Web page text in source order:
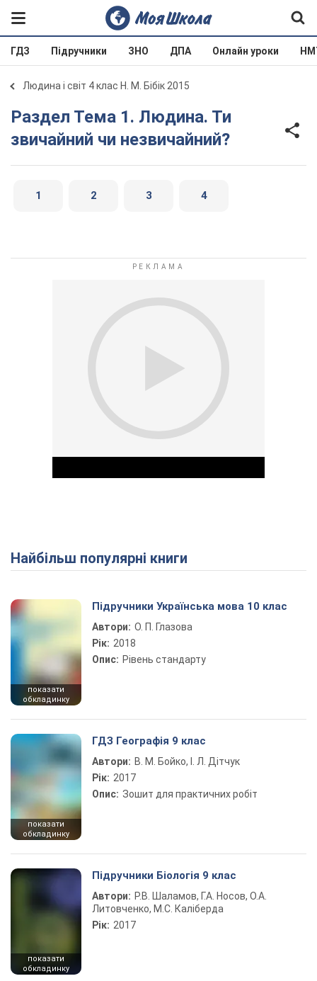
ГДЗ Підручники ЗНО ДПА Онлайн уроки
Людина і світ 4 клас Н. М. Бібік 2015
Раздел Тема 1. Людина. Ти
звичайний чи незвичайний?
1 2 3 4
Play Video
Найбільш популярні книги
показати
обкладинку
Підручники Українська мова 10 клас
Автори: О. П. Глазова
Рік: 2018
Опис: Рівень стандарту
показати
обкладинку
ГДЗ Географія 9 клас
Автори: В. М. Бойко, І. Л. Дітчук
Рік: 2017
Опис: Зошит для практичних робіт
показати
обкладинку
Підручники Біологія 9 клас
Автори: Р.В. Шаламов, Г.А. Носов, О.А.
Литовченко, М.С. Каліберда
Рік: 2017